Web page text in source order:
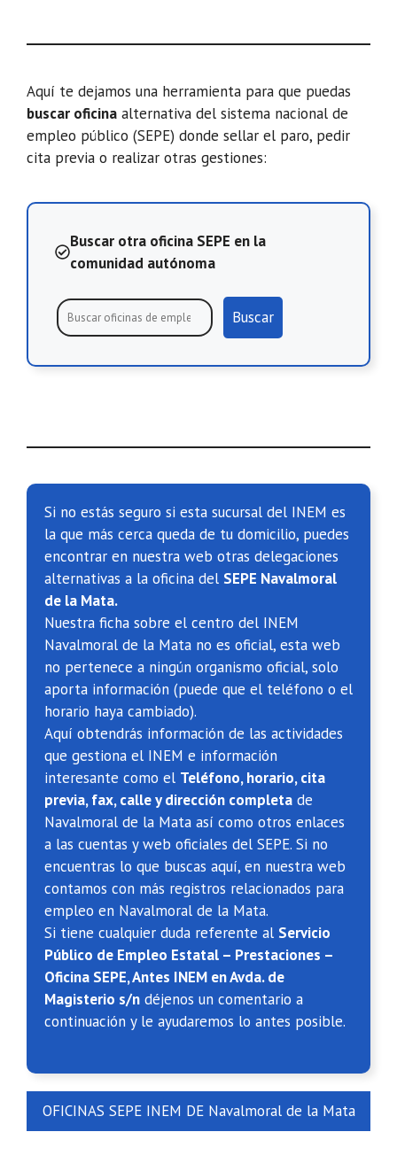
Aquí te dejamos una herramienta para que puedas
buscar oficina alternativa del sistema nacional de
empleo público (SEPE) donde sellar el paro, pedir
cita previa o realizar otras gestiones:
Buscar otra oficina SEPE en la
comunidad autónoma
Buscar
Si no estás seguro si esta sucursal del INEM es
la que más cerca queda de tu domicilio, puedes
encontrar en nuestra web otras delegaciones
alternativas a la oficina del SEPE Navalmoral
de la Mata.
Nuestra ficha sobre el centro del INEM
Navalmoral de la Mata no es oficial, esta web
no pertenece a ningún organismo oficial, solo
aporta información (puede que el teléfono o el
horario haya cambiado).
Aquí obtendrás información de las actividades
que gestiona el INEM e información
interesante como el Teléfono, horario, cita
previa, fax, calle y dirección completa de
Navalmoral de la Mata así como otros enlaces
a las cuentas y web oficiales del SEPE. Si no
encuentras lo que buscas aquí, en nuestra web
contamos con más registros relacionados para
empleo en Navalmoral de la Mata.
Si tiene cualquier duda referente al Servicio
Público de Empleo Estatal – Prestaciones –
Oficina SEPE, Antes INEM en Avda. de
Magisterio s/n déjenos un comentario a
continuación y le ayudaremos lo antes posible.
OFICINAS SEPE INEM DE Navalmoral de la Mata